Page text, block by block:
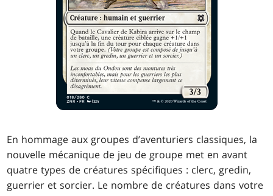
En hommage aux groupes d’aventuriers classiques, la
nouvelle mécanique de jeu de groupe met en avant
quatre types de créatures spécifiques : clerc, gredin,
guerrier et sorcier. Le nombre de créatures dans votre